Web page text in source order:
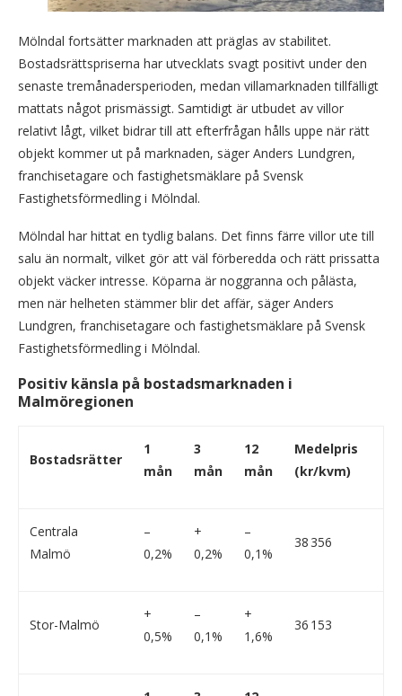
Mölndal fortsätter marknaden att präglas av stabilitet.
Bostadsrättspriserna har utvecklats svagt positivt under den
senaste tremånadersperioden, medan villamarknaden tillfälligt
mattats något prismässigt. Samtidigt är utbudet av villor
relativt lågt, vilket bidrar till att efterfrågan hålls uppe när rätt
objekt kommer ut på marknaden, säger Anders Lundgren,
franchisetagare och fastighetsmäklare på Svensk
Fastighetsförmedling i Mölndal.
Mölndal har hittat en tydlig balans. Det finns färre villor ute till
salu än normalt, vilket gör att väl förberedda och rätt prissatta
objekt väcker intresse. Köparna är noggranna och pålästa,
men när helheten stämmer blir det affär, säger Anders
Lundgren, franchisetagare och fastighetsmäklare på Svensk
Fastighetsförmedling i Mölndal.
Positiv känsla på bostadsmarknaden i
Malmöregionen
Bostadsrätter
1
mån
3
mån
12
mån
Medelpris
(kr/kvm)
Centrala
Malmö
–
0,2%
+
0,2%
–
0,1%
38 356
Stor-Malmö
+
0,5%
–
0,1%
+
1,6%
36 153